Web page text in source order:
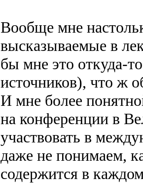
Вообще мне
высказываемые в
бы мне это откуда-
источников), что ж
И мне более
на конференции в
участвовать в
даже не понимаем,
содержится в